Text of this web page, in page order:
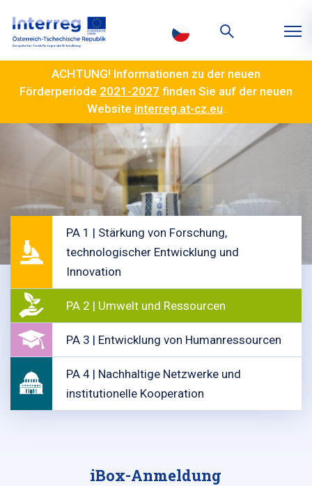
ACHTUNG! Informationen zu der neuen
Förderperiode 2021-2027 finden Sie auf der neuen
Website interreg.at-cz.eu.
PA 1 | Stärkung von Forschung,
technologischer Entwicklung und
Innovation
PA 2 | Umwelt und Ressourcen
PA 3 | Entwicklung von Humanressourcen
PA 4 | Nachhaltige Netzwerke und
institutionelle Kooperation
iBox-Anmeldung